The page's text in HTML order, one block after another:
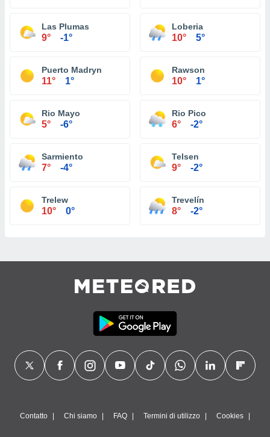
Las Plumas
9° -1°
Loberia
10° 5°
Puerto Madryn
11° 1°
Rawson
10° 1°
Rio Mayo
5° -6°
Rio Pico
6° -2°
Sarmiento
7° -4°
Telsen
9° -2°
Trelew
10° 0°
Trevelín
8° -2°
Contatto Chi siamo FAQ Termini di utilizzo Cookies